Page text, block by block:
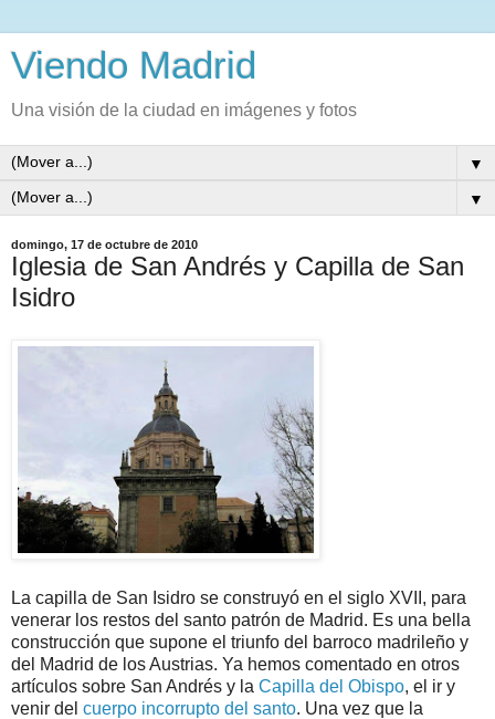
Viendo Madrid
Una visión de la ciudad en imágenes y fotos
▼
▼
domingo, 17 de octubre de 2010
Iglesia de San Andrés y Capilla de San
Isidro
La capilla de San Isidro se construyó en el siglo XVII, para
venerar los restos del santo patrón de Madrid. Es una bella
construcción que supone el triunfo del barroco madrileño y
del Madrid de los Austrias. Ya hemos comentado en otros
artículos sobre San Andrés y la Capilla del Obispo, el ir y
venir del cuerpo incorrupto del santo. Una vez que la